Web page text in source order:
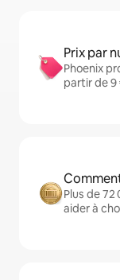
Prix par
Phoenix
partir de 9
Plus de
aider à